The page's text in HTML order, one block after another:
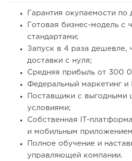
Гарантия окупаемости по
Готовая бизнес-модель с
стандартами;
Запуск в 4 раза дешевле,
доставки с нуля;
Средняя прибыль от 300
Федеральный маркетинг и
Поставщики с выгодными
условиями;
Собственная IT-
и мобильным
Полное обучение и
управляющей компании.